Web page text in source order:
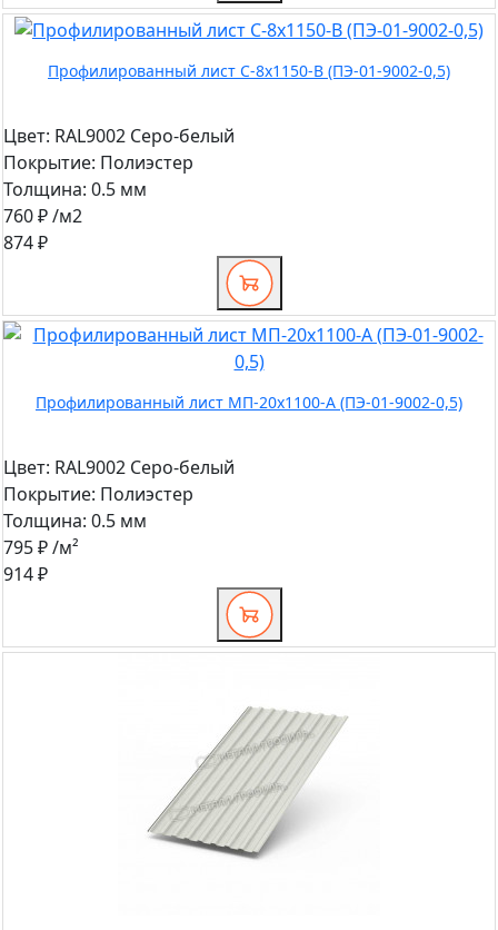
Профилированный лист С-8x1150-B (ПЭ-01-9002-0,5)
Цвет: RAL9002 Серо-белый
Покрытие: Полиэстер
Толщина: 0.5 мм
760 ₽/м2
874 ₽
Профилированный лист МП-20x1100-A (ПЭ-01-9002-0,5)
Цвет: RAL9002 Серо-белый
Покрытие: Полиэстер
Толщина: 0.5 мм
795 ₽/м²
914 ₽